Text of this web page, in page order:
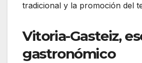
tradicional y la promoción del
Vitoria-Gasteiz,
gastronómico